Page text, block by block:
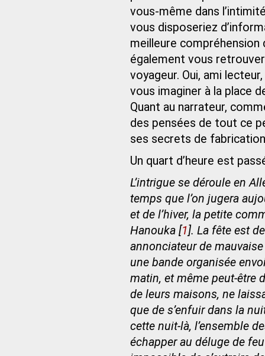
vous-même dans
vous disposeriez
meilleure compréhension
également vous
voyageur. Oui, ami
vous imaginer à la place
Quant au narrateur,
des pensées de tout ce
ses secrets de
Un quart d’heure est
L’intrigue se déroule en
temps que l’on jugera
et de l’hiver, la petite
Hanouka [1]. La fête est
annonciateur de
une bande organisée
matin, et même peut-être
de leurs maisons, ne
que de s’enfuir dans la
cette nuit-là, l’ensemble
échapper au déluge de